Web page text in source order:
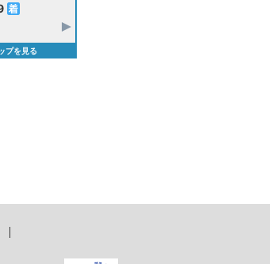
プを見る